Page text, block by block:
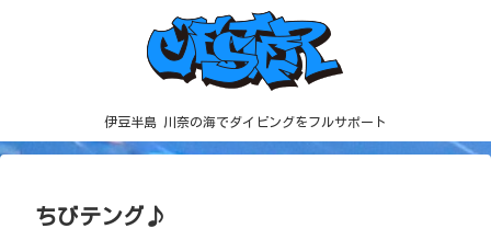
伊豆半島 川奈の海でダイビングをフルサポート
ちびテング♪